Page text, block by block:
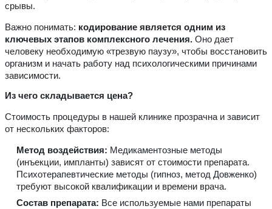
срывы.
Важно понимать: кодирование является одним из
ключевых этапов комплексного лечения. Оно дает
человеку необходимую «трезвую паузу», чтобы восстановить
организм и начать работу над психологическими причинами
зависимости.
Из чего складывается цена?
Стоимость процедуры в нашей клинике прозрачна и зависит
от нескольких факторов:
Метод воздействия: Медикаментозные методы
(инъекции, импланты) зависят от стоимости препарата.
Психотерапевтические методы (гипноз, метод Довженко)
требуют высокой квалификации и времени врача.
Состав препарата: Все используемые нами препараты